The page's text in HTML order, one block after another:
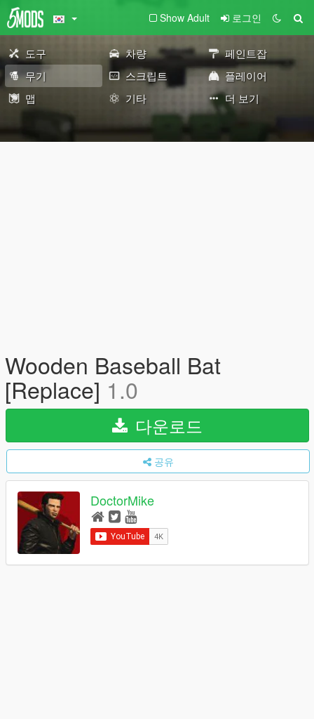
Show Adult 로그인
도구 차량
페인트잡
무기
스크립트
플레이어
맵
기타 더 보기
Wooden Baseball Bat
[Replace] 1.0
다운로드
공유
DoctorMike